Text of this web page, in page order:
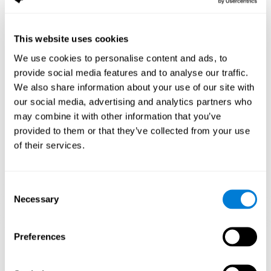
This website uses cookies
We use cookies to personalise content and ads, to
provide social media features and to analyse our traffic.
We also share information about your use of our site with
our social media, advertising and analytics partners who
may combine it with other information that you’ve
provided to them or that they’ve collected from your use
of their services.
Selection
Necessary
Preferences
التنظيم واستعادة الوظائف المعرفية الضعيفة.
قد يساعد التنبيه المستمرّ للمهارات في إنشاء نقط الاشتيباك جديدة وفي
إعادة التنظيم للدوائر العصبية وتحسّن الوظائف المعرفية. تنشّط اللعبة
العقلية ألغاز في تنبيه المهارات المتعلّقة بالفحص البصري والإدراك
المكاني.
الأسبوع الثاني
إسقاط رسومي توجيهي للشبكات العصبية بعد 3 أسابيع.
ما يحدث إن لم أدرّب مهاراتي المعرفية؟